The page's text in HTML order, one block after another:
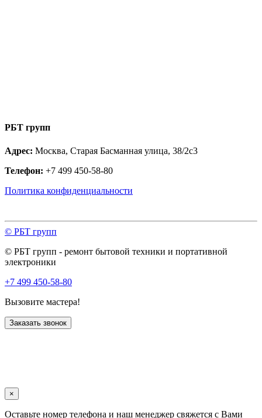
РБТ групп
Адрес: Москва, Старая Басманная улица, 38/2с3
Телефон: +7 499 450-58-80
Политика конфиденциальности
© РБТ групп
© РБТ групп - ремонт бытовой техники и портативной
электроники
+7 499 450-58-80
Вызовите мастера!
Заказать звонок
×
Оставьте номер телефона и наш менеджер свяжется с Вами